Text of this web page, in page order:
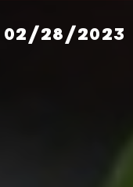
28/2023